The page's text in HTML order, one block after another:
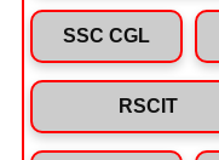
SSC CGL
RSCIT